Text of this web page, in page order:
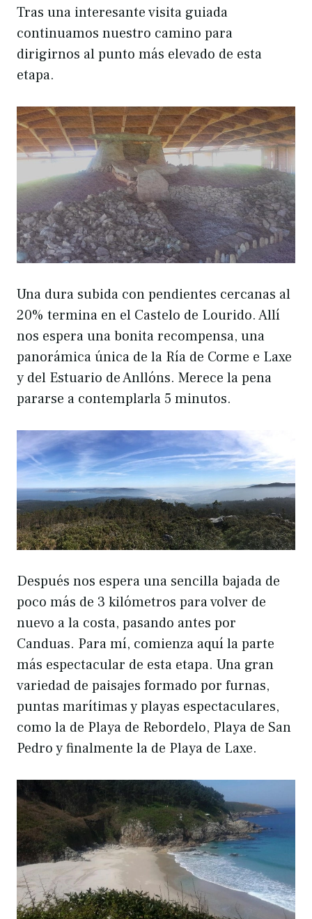
Tras una interesante visita guiada
continuamos nuestro camino para
dirigirnos al punto más elevado de esta
etapa.
Una dura subida con pendientes cercanas al
20% termina en el Castelo de Lourido. Allí
nos espera una bonita recompensa, una
panorámica única de la Ría de Corme e Laxe
y del Estuario de Anllóns. Merece la pena
pararse a contemplarla 5 minutos.
Después nos espera una sencilla bajada de
poco más de 3 kilómetros para volver de
nuevo a la costa, pasando antes por
Canduas. Para mí, comienza aquí la parte
más espectacular de esta etapa. Una gran
variedad de paisajes formado por furnas,
puntas marítimas y playas espectaculares,
como la de Playa de Rebordelo, Playa de San
Pedro y finalmente la de Playa de Laxe.